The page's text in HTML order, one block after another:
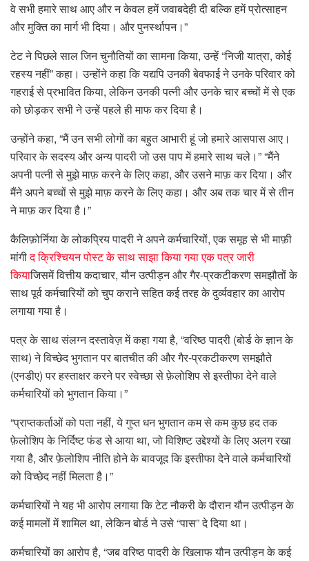
वे सभी हमारे साथ आए और न केवल हमें जवाबदेही दी बल्कि हमें प्रोत्साहन
और मुक्ति का मार्ग भी दिया। और पुनर्स्थापन।”
टेट ने पिछले साल जिन चुनौतियों का सामना किया, उन्हें “निजी यात्रा, कोई
रहस्य नहीं” कहा। उन्होंने कहा कि यद्यपि उनकी बेवफाई ने उनके परिवार को
गहराई से प्रभावित किया, लेकिन उनकी पत्नी और उनके चार बच्चों में से एक
को छोड़कर सभी ने उन्हें पहले ही माफ कर दिया है।
उन्होंने कहा, “मैं उन सभी लोगों का बहुत आभारी हूं जो हमारे आसपास आए।
परिवार के सदस्य और अन्य पादरी जो उस पाप में हमारे साथ चले।” “मैंने
अपनी पत्नी से मुझे माफ़ करने के लिए कहा, और उसने माफ़ कर दिया। और
मैंने अपने बच्चों से मुझे माफ़ करने के लिए कहा। और अब तक चार में से तीन
ने माफ़ कर दिया है।”
कैलिफ़ोर्निया के लोकप्रिय पादरी ने अपने कर्मचारियों, एक समूह से भी माफ़ी
मांगीद क्रिश्चियन पोस्ट के साथ साझा किया गया एक पत्र जारी
कियाजिसमें वित्तीय कदाचार, यौन उत्पीड़न और गैर-प्रकटीकरण समझौतों के
साथ पूर्व कर्मचारियों को चुप कराने सहित कई तरह के दुर्व्यवहार का आरोप
लगाया गया है।
पत्र के साथ संलग्न दस्तावेज़ में कहा गया है, “वरिष्ठ पादरी (बोर्ड के ज्ञान के
साथ) ने विच्छेद भुगतान पर बातचीत की और गैर-प्रकटीकरण समझौते
(एनडीए) पर हस्ताक्षर करने पर स्वेच्छा से फ़ेलोशिप से इस्तीफा देने वाले
कर्मचारियों को भुगतान किया।”
“प्राप्तकर्ताओं को पता नहीं, ये गुप्त धन भुगतान कम से कम कुछ हद तक
फ़ेलोशिप के निर्दिष्ट फंड से आया था, जो विशिष्ट उद्देश्यों के लिए अलग रखा
गया है, और फ़ेलोशिप नीति होने के बावजूद कि इस्तीफा देने वाले कर्मचारियों
को विच्छेद नहीं मिलता है।”
कर्मचारियों ने यह भी आरोप लगाया कि टेट नौकरी के दौरान यौन उत्पीड़न के
कई मामलों में शामिल था, लेकिन बोर्ड ने उसे “पास” दे दिया था।
कर्मचारियों का आरोप है, “जब वरिष्ठ पादरी के खिलाफ यौन उत्पीड़न के कई